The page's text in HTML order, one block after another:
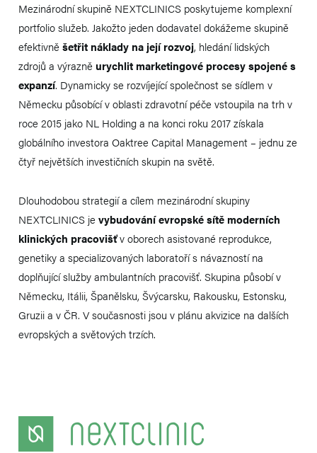
Mezinárodní skupině NEXTCLINICS poskytujeme komplexní
portfolio služeb. Jakožto jeden dodavatel dokážeme skupině
efektivně šetřit náklady na její rozvoj, hledání lidských
zdrojů a výrazně urychlit marketingové procesy spojené s
expanzí. Dynamicky se rozvíjející společnost se sídlem v
Německu působící v oblasti zdravotní péče vstoupila na trh v
roce 2015 jako NL Holding a na konci roku 2017 získala
globálního investora Oaktree Capital Management – jednu ze
čtyř největších investičních skupin na světě.
Dlouhodobou strategií a cílem mezinárodní skupiny
NEXTCLINICS je vybudování evropské sítě moderních
klinických pracovišťv oborech asistované reprodukce,
genetiky a specializovaných laboratoří s návazností na
doplňující služby ambulantních pracovišť. Skupina působí v
Německu, Itálii, Španělsku, Švýcarsku, Rakousku, Estonsku,
Gruzii a v ČR. V současnosti jsou v plánu akvizice na dalších
evropských a světových trzích.